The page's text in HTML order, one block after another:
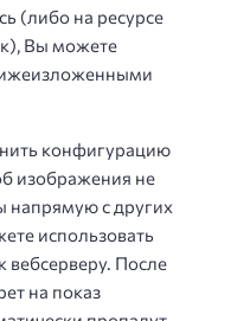
(либо на ресурсе
Вы можете
конфигурацию
изображения не
напрямую с других
использовать
вебсерверу. После
на показ